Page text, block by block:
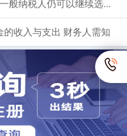
税人仍可以继续选择转为小规模
的收入与支出 财务人需知